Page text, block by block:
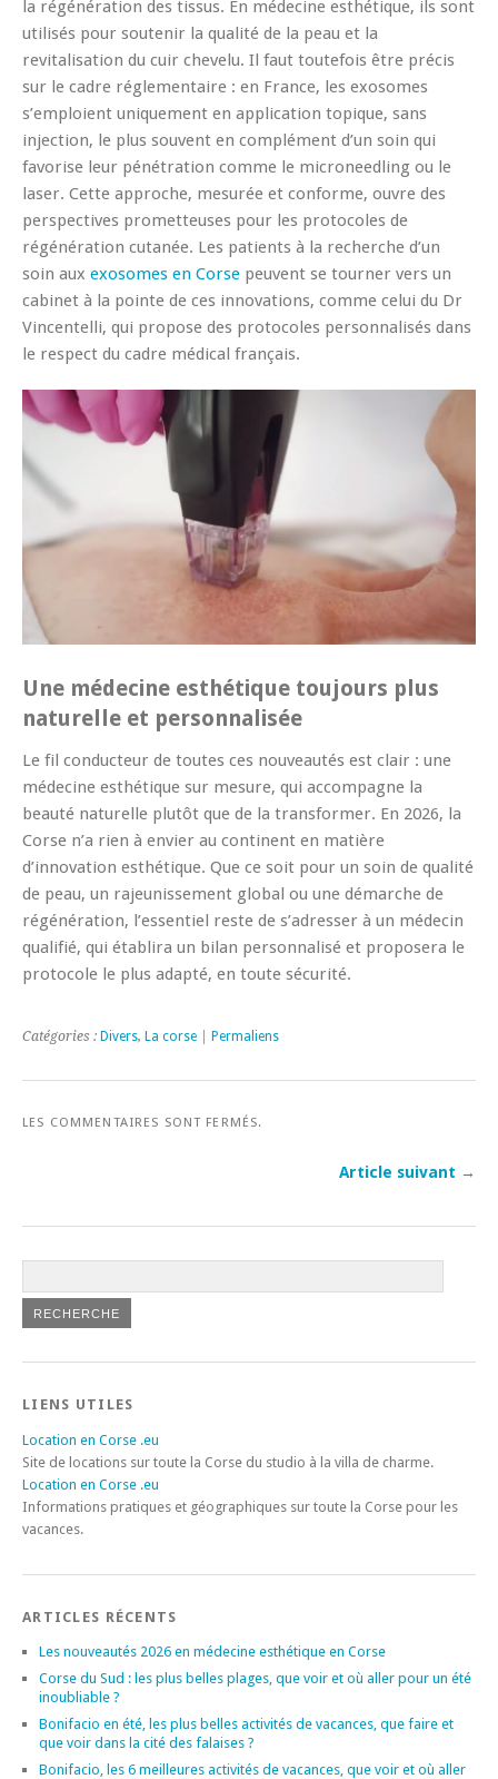
la régénération des tissus. En médecine esthétique, ils sont
utilisés pour soutenir la qualité de la peau et la
revitalisation du cuir chevelu. Il faut toutefois être précis
sur le cadre réglementaire : en France, les exosomes
s’emploient uniquement en application topique, sans
injection, le plus souvent en complément d’un soin qui
favorise leur pénétration comme le microneedling ou le
laser. Cette approche, mesurée et conforme, ouvre des
perspectives prometteuses pour les protocoles de
régénération cutanée. Les patients à la recherche d’un
soin aux exosomes en Corse peuvent se tourner vers un
cabinet à la pointe de ces innovations, comme celui du Dr
Vincentelli, qui propose des protocoles personnalisés dans
le respect du cadre médical français.
Une médecine esthétique toujours plus
naturelle et personnalisée
Le fil conducteur de toutes ces nouveautés est clair : une
médecine esthétique sur mesure, qui accompagne la
beauté naturelle plutôt que de la transformer. En 2026, la
Corse n’a rien à envier au continent en matière
d’innovation esthétique. Que ce soit pour un soin de qualité
de peau, un rajeunissement global ou une démarche de
régénération, l’essentiel reste de s’adresser à un médecin
qualifié, qui établira un bilan personnalisé et proposera le
protocole le plus adapté, en toute sécurité.
Catégories : Divers, La corse Permaliens
LES COMMENTAIRES SONT FERMÉS.
Article suivant →
LIENS UTILES
Location en Corse .eu
Site de locations sur toute la Corse du studio à la villa de charme.
Location en Corse .eu
Informations pratiques et géographiques sur toute la Corse pour les
vacances.
ARTICLES RÉCENTS
Les nouveautés 2026 en médecine esthétique en Corse
Corse du Sud : les plus belles plages, que voir et où aller pour un été
inoubliable ?
Bonifacio en été, les plus belles activités de vacances, que faire et
que voir dans la cité des falaises ?
Bonifacio, les 6 meilleures activités de vacances, que voir et où aller